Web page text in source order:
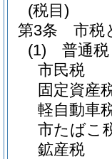
(税目)
第3条
市税
(1)
普通税
市民税
固定資産
軽自動車
市たばこ
鉱産税